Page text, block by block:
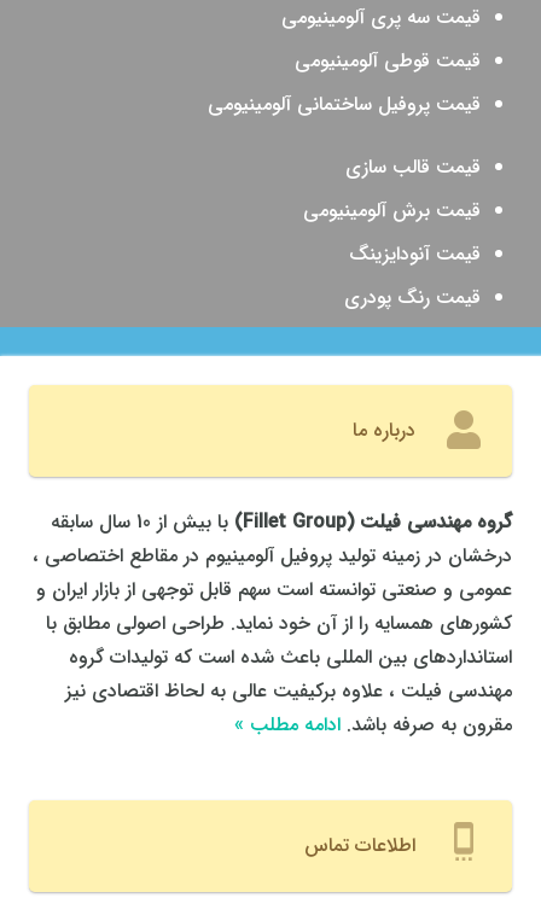
قیمت سه پری آلومینیومی
قیمت قوطی آلومینیومی
قیمت پروفیل ساختمانی آلومینیومی
قیمت قالب سازی
قیمت برش آلومینیومی
قیمت آنودایزینگ
قیمت رنگ پودری
درباره ما
گروه مهندسی فیلت (
Fillet Group
)
با بیش از 10 سال سابقه
درخشان در زمینه تولید پروفیل آلومینیوم در مقاطع اختصاصی ،
عمومی و صنعتی توانسته است سهم قابل توجهی از بازار ایران و
کشورهای همسایه را از آن خود نماید. طراحی اصولی مطابق با
استانداردهای بین المللی باعث شده است که تولیدات گروه
مهندسی فیلت ، علاوه برکیفیت عالی به لحاظ اقتصادی نیز
مقرون به صرفه باشد. ادامه مطلب »
settings_cell اطلاعات تماس